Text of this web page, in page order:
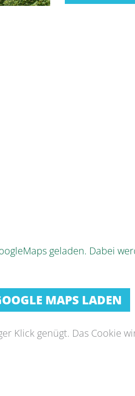
geladen. Dabei
MAPS LADEN
Klick genügt. Das Cookie